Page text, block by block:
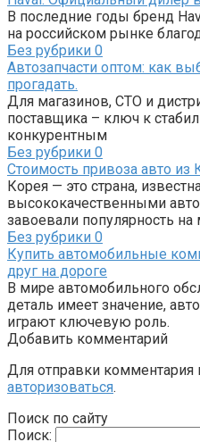
В последние годы бренд
на российском рынке
Без рубрики 0
Автозапчасти оптом: как
прогадать.
Для магазинов, СТО и
поставщика – ключ к
конкурентным
Без рубрики 0
Стоимость привоза авто из
Корея — это страна,
высококачественными
завоевали популярность
Без рубрики 0
Купить автомобильные
друг на дороге
В мире автомобильного
деталь имеет значение,
играют ключевую роль.
Добавить комментарий
Для отправки
авторизоваться.
Поиск по сайту
Поиск: